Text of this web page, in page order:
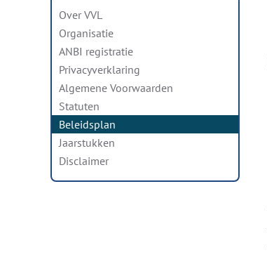
Over VVL
Organisatie
ANBI registratie
Privacyverklaring
Algemene Voorwaarden
Statuten
Beleidsplan
Jaarstukken
Disclaimer